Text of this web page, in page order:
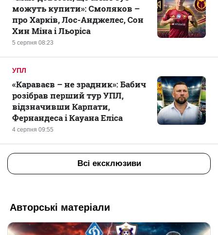
5 серпня 08:23
можуть купити»: Смоляков –
про Харків, Лос-Анджелес, Сон
Хин Міна і Льоріса
УПЛ
4 серпня 09:55
«Караваєв – не зрадник»: Бабич
розібрав перший тур УПЛ,
відзначивши Карпати,
Фернандеса і Кауана Еліса
Всі ексклюзиви
Авторські матеріали